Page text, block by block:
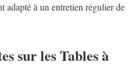
adapté à un entretien régulier de
sur les Tables à